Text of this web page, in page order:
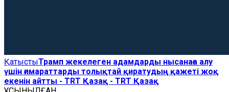
ҚатыстыТрамп жекелеген адамдарды нысанаға алу
үшін ғимараттарды толықтай қиратудың қажеті жоқ
екенін айтты - TRT Қазақ - TRT Қазақ